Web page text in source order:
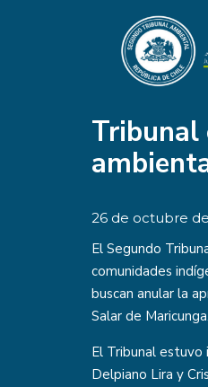
Tribunal
26 de octubre
El Segundo
comunidades
buscan anular la
Salar de Maricunga.
El Tribunal
Delpiano Lira y